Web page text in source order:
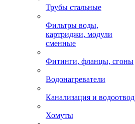
Трубы стальные
Фильтры воды,
картриджи, модули
сменные
Фитинги, фланцы, сгоны
Водонагреватели
Канализация и водоотвод
Хомуты